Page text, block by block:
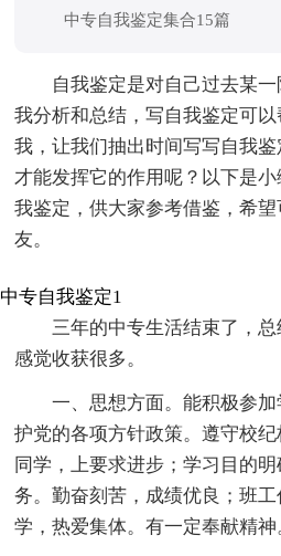
中专自我鉴定集合15篇
自我鉴定是对自己过去某
我分析和总结，写自我鉴定可
我，让我们抽出时间写写自我
才能发挥它的作用呢？以下是
我鉴定，供大家参考借鉴，希
友。
中专自我鉴定1
三年的中专生活结束了，总
感觉收获很多。
一、思想方面。能积极参
护党的各项方针政策。遵守校
同学，上要求进步；学习目的
务。勤奋刻苦，成绩优良；班
学，热爱集体。有一定奉献精神